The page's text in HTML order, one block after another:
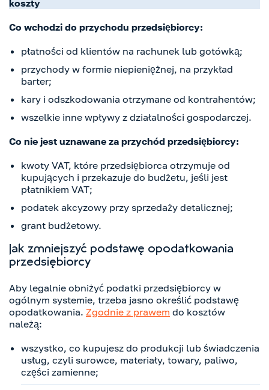
koszty
Co wchodzi do przychodu przedsiębiorcy:
płatności od klientów na rachunek lub gotówką;
przychody w formie niepieniężnej, na przykład
barter;
kary i odszkodowania otrzymane od kontrahentów;
wszelkie inne wpływy z działalności gospodarczej.
Co nie jest uznawane za przychód przedsiębiorcy:
kwoty VAT, które przedsiębiorca otrzymuje od
kupujących i przekazuje do budżetu, jeśli jest
płatnikiem VAT;
podatek akcyzowy przy sprzedaży detalicznej;
grant budżetowy.
Jak zmniejszyć podstawę opodatkowania
przedsiębiorcy
Aby legalnie obniżyć podatki przedsiębiorcy w
ogólnym systemie, trzeba jasno określić podstawę
opodatkowania. Zgodnie z prawem do kosztów
należą:
wszystko, co kupujesz do produkcji lub świadczenia
usług, czyli surowce, materiały, towary, paliwo,
części zamienne;